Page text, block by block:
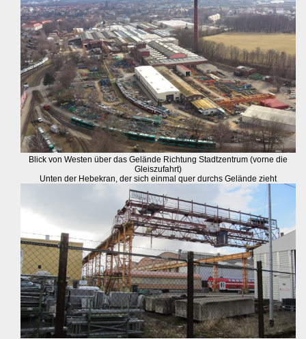
Blick von Westen über das Gelände Richtung Stadtzentrum (vorne die
Gleiszufahrt)
Unten der Hebekran, der sich einmal quer durchs Gelände zieht